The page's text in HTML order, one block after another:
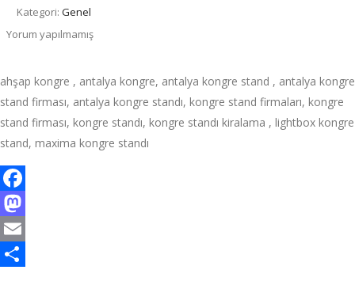
Kategori: Genel
Yorum yapılmamış
ahşap kongre , antalya kongre, antalya kongre stand , antalya kongre
stand firması, antalya kongre standı, kongre stand firmaları, kongre
stand firması, kongre standı, kongre standı kiralama , lightbox kongre
stand, maxima kongre standı
Facebook
Mastodon
Email